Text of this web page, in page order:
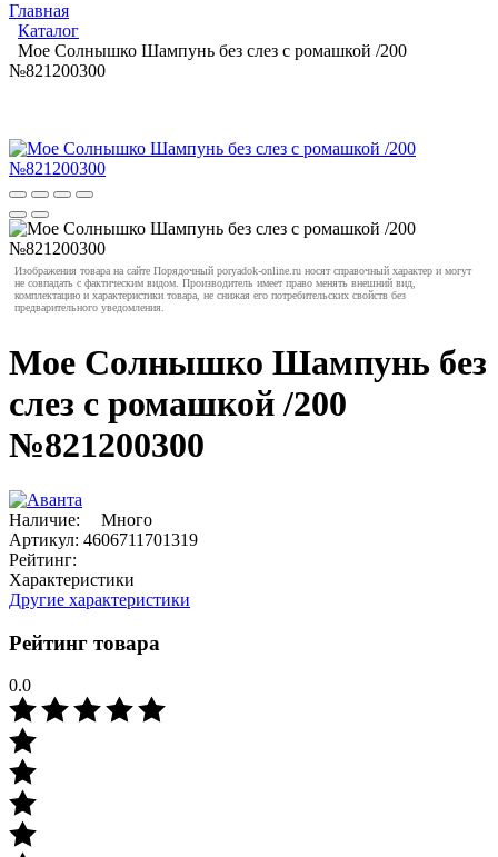
Главная
Каталог
Мое Солнышко Шампунь без слез с ромашкой /200
№821200300
Изображения товара на сайте Порядочный poryadok-online.ru носят справочный характер и могут
не совпадать с фактическим видом. Производитель имеет право менять внешний вид,
комплектацию и характеристики товара, не снижая его потребительских свойств без
предварительного уведомления.
Мое Солнышко Шампунь без
слез с ромашкой /200
№821200300
Наличие:
Много
Артикул: 4606711701319
Рейтинг:
Характеристики
Другие характеристики
Рейтинг товара
0.0